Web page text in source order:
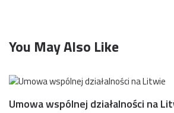
You May Also Like
Umowa wspólnej działalności na